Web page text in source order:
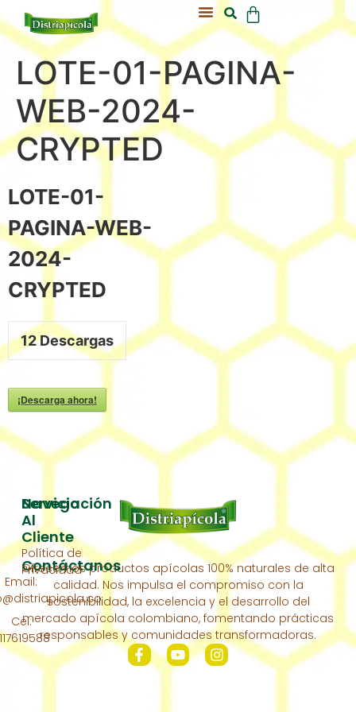
LOTE-01-PAGINA-
WEB-2024-
CRYPTED
LOTE-01-
PAGINA-WEB-
2024-
CRYPTED
12Descargas
¡Descarga ahora!
Ofrecemos productos apícolas 100% naturales de alta
calidad. Nos impulsa el compromiso con la
sostenibilidad, la excelencia y el desarrollo del
mercado apícola colombiano, fomentando prácticas
responsables y comunidades transformadoras.
Servicio
Al
Cliente
Política de
Privacidad
Navegación
Inicio
Acerca
De
Nosotros
Nuestra
Colmena
Contáctanos
Contáctanos
Email:
Cel: